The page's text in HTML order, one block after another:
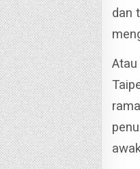
dan